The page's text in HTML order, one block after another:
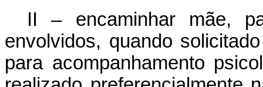
II – encaminhar mãe,
envolvidos, quando
para acompanhamento